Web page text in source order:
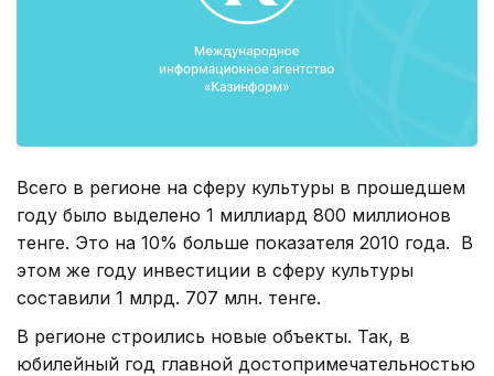
Всего в регионе на сферу культуры в прошедшем
году было выделено 1 миллиард 800 миллионов
тенге. Это на 10% больше показателя 2010 года. В
этом же году инвестиции в сферу культуры
составили 1 млрд. 707 млн. тенге.
В регионе строились новые объекты. Так, в
юбилейный год главной достопримечательностью